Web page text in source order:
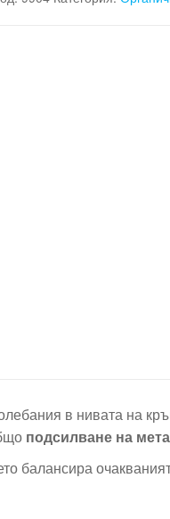
в нивата на
подсилване на
балансира